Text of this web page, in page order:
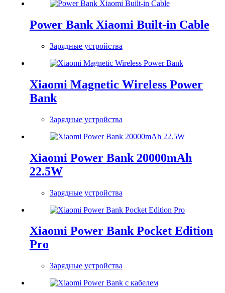
Power Bank Xiaomi Built-in Cable
Зарядные устройства
Xiaomi Magnetic Wireless Power
Bank
Зарядные устройства
Xiaomi Power Bank 20000mAh
22.5W
Зарядные устройства
Xiaomi Power Bank Pocket Edition
Pro
Зарядные устройства